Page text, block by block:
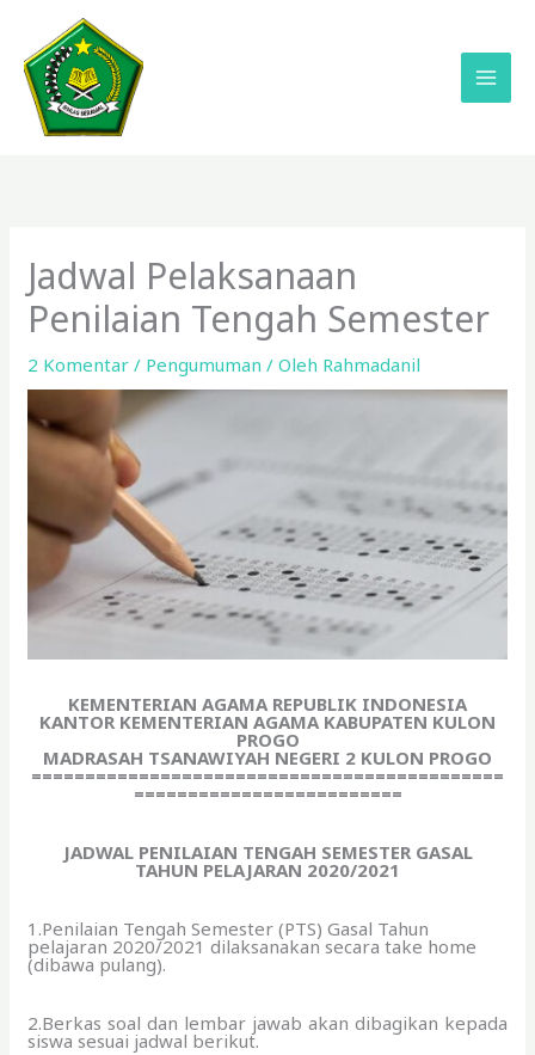
konten
Jadwal Pelaksanaan
Penilaian Tengah Semester
2 Komentar / Pengumuman / Oleh Rahmadanil
KEMENTERIAN AGAMA REPUBLIK INDONESIA
KANTOR KEMENTERIAN AGAMA KABUPATEN KULON
PROGO
MADRASAH TSANAWIYAH NEGERI 2 KULON PROGO
============================================
=========================
JADWAL PENILAIAN TENGAH SEMESTER GASAL
TAHUN PELAJARAN 2020/2021
1.Penilaian Tengah Semester (PTS) Gasal Tahun
pelajaran 2020/2021 dilaksanakan secara take home
(dibawa pulang).
2.Berkas soal dan lembar jawab akan dibagikan kepada
siswa sesuai jadwal berikut.